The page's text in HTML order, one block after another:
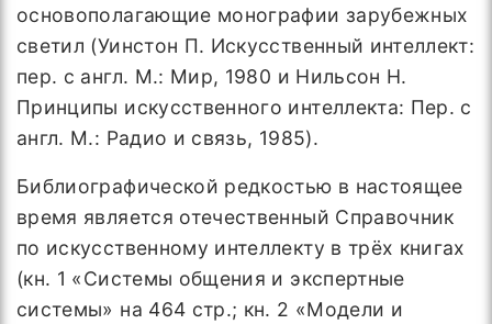
основополагающие монографии зарубежных
светил (Уинстон П. Искусственный интеллект:
пер. с англ. М.: Мир, 1980 и Нильсон Н.
Принципы искусственного интеллекта: Пер. с
англ. М.: Радио и связь, 1985).
Библиографической редкостью в настоящее
время является отечественный Справочник
по искусственному интеллекту в трёх книгах
(кн. 1 «Системы общения и экспертные
системы» на 464 стр.; кн. 2 «Модели и